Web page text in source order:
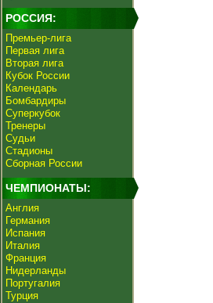
РОССИЯ:
Премьер-лига
Первая лига
Вторая лига
Кубок России
Календарь
Бомбардиры
Суперкубок
Тренеры
Судьи
Стадионы
Сборная России
ЧЕМПИОНАТЫ:
Англия
Германия
Испания
Италия
Франция
Нидерланды
Португалия
Турция